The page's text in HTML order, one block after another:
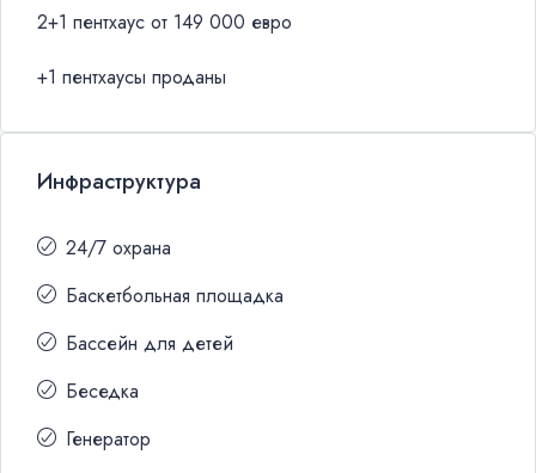
2+1 пентхаус от 149 000 евро
+1 пентхаусы проданы
Инфраструктура
24/7 охрана
Баскетбольная площадка
Бассейн для детей
Беседка
Генератор